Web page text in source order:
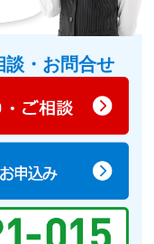
談・お問合せ